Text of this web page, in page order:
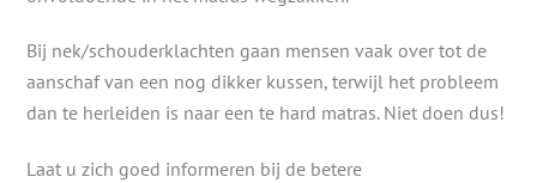
Bij nek/schouderklachten gaan mensen vaak over tot de
aanschaf van een nog dikker kussen, terwijl het probleem
dan te herleiden is naar een te hard matras. Niet doen dus!
Laat u zich goed informeren bij de betere